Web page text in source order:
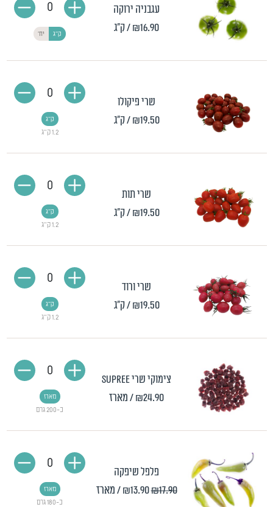
עגבניה ירוקה
₪16.90/ ק"ג ק"ג יח'
0
שרי פיקולו
₪19.50 / ק"ג
1.2 ק"ג
ק"ג
0
שרי תות
₪19.50 / ק"ג
1.2 ק"ג
ק"ג
0
שרי ורוד
₪19.50 / ק"ג
1.2 ק"ג
ק"ג
0
צימוקי שרי Supree
₪24.90/ מארז
כ-200 גרם
מארז
0
פלפל שיפקה
₪17.90
₪13.90 / מארז
כ-180 גרם
מארז
0